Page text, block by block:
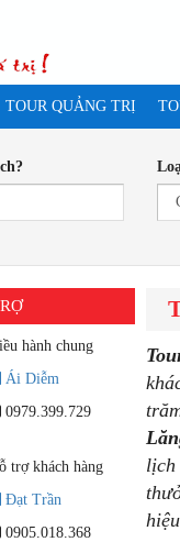
TOUR QUẢNG TRỊ
lịch
hành chung
Ái Diễm
0979.399.729
trợ khách hàng
Đạt Trần
0905.018.368